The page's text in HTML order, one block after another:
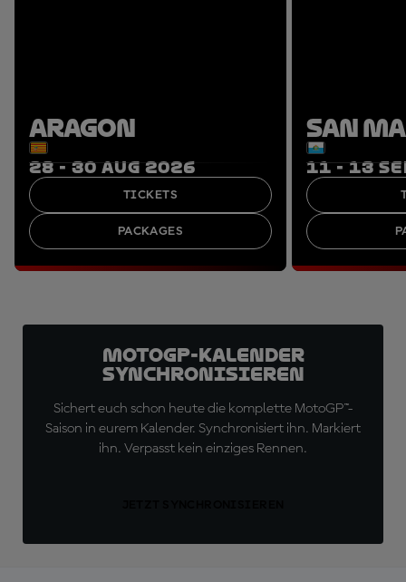
ARAGON
28 - 30 AUG 2026
TICKETS
PACKAGES
SAN
11 - 13
MotoGP-Kalender
synchronisieren
Sichert euch schon heute die komplette MotoGP™-
Saison in eurem Kalender. Synchronisiert ihn. Markiert
ihn. Verpasst kein einziges Rennen.